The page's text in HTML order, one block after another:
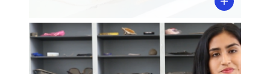
"Objetos de la nada: Vestigio, huella y
evidencia" por Andrea Tueros, Licenciada